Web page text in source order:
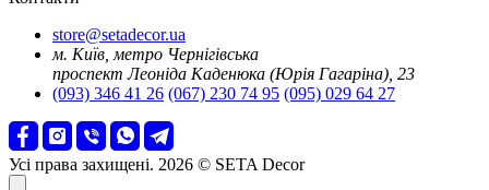
store@setadecor.ua
м. Київ, метро Чернігівська
проспект Леоніда Каденюка (Юрія Гагаріна), 23
(093) 346 41 26 (067) 230 74 95 (095) 029 64 27
Усі права захищені. 2026 © SETA Decor